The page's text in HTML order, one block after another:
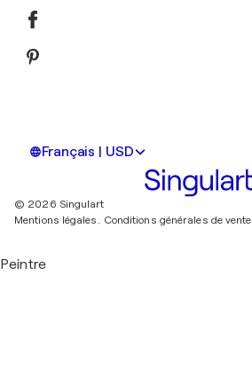
Français | USD
© 2026 Singulart
Mentions légales. Conditions générales de vente
Peintre